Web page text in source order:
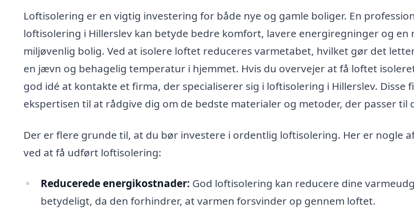
Loftisolering er en vigtig investering for både nye og gamle boliger. En
loftisolering i Hillerslev kan betyde bedre komfort, lavere energiregninger og en
miljøvenlig bolig. Ved at isolere loftet reduceres varmetabet, hvilket gør det
en jævn og behagelig temperatur i hjemmet. Hvis du overvejer at få loftet
god idé at kontakte et firma, der specialiserer sig i loftisolering i Hillerslev. Disse
ekspertisen til at rådgive dig om de bedste materialer og metoder, der passer til
Der er flere grunde til, at du bør investere i ordentlig loftisolering. Her er nogle
ved at få udført loftisolering:
Reducerede energikostnader: God loftisolering kan reducere dine
betydeligt, da den forhindrer, at varmen forsvinder op gennem loftet.